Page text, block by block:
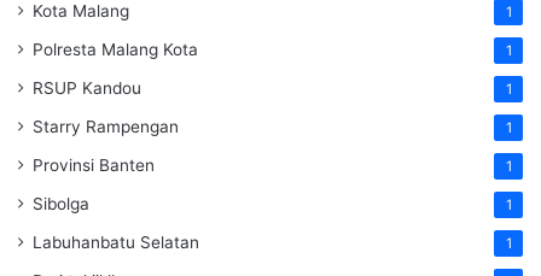
Kota Malang 1
Polresta Malang Kota 1
RSUP Kandou 1
Starry Rampengan 1
Provinsi Banten 1
Sibolga 1
Labuhanbatu Selatan 1